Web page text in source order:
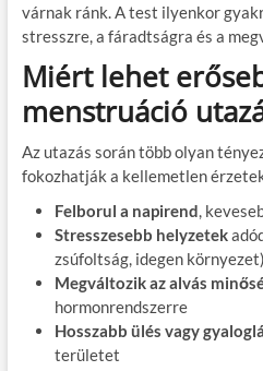
várnak ránk. A test ilyenkor
stresszre, a fáradtságra és a
Miért lehet
menstruáció
Az utazás során több olyan
fokozhatják a kellemetlen
Felborul a napirend,
Stresszesebb helyzetek
zsúfoltság, idegen környezet)
Megváltozik az alvás
hormonrendszerre
Hosszabb ülés vagy
területet